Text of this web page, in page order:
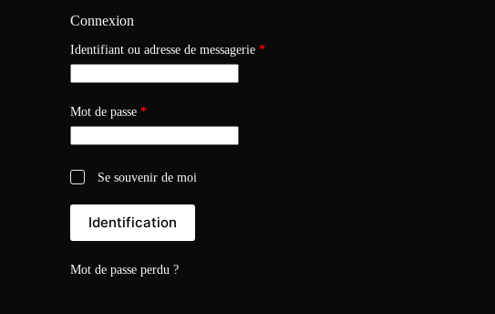
Connexion
Identifiant ou adresse de messagerie*
Mot de passe*
Se souvenir de moi
Identification
Mot de passe perdu ?